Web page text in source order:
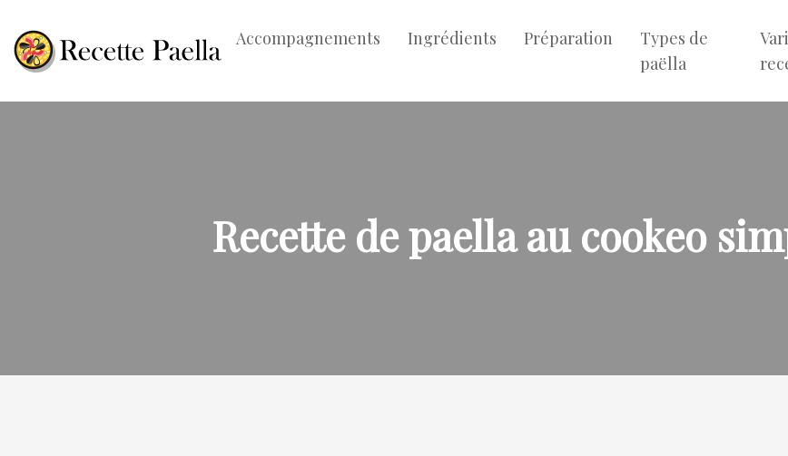
Accompagnements Ingrédients Préparation
Types de
paëlla
Recette de paella au cookeo